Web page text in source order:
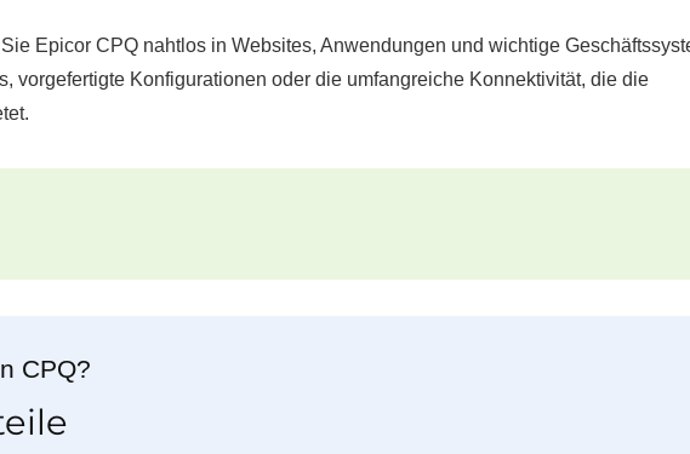
Sie Epicor CPQ nahtlos in Websites, Anwendungen und wichtige
vorgefertigte Konfigurationen oder die umfangreiche Konnektivität, die die
CPQ?